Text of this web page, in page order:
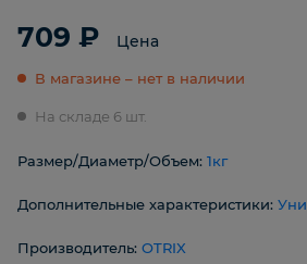
709 ₽ Цена
В магазине – нет в наличии
На складе 6 шт.
Размер/Диаметр/Объем: 1кг
Дополнительные характеристики:
Производитель: OTRIX